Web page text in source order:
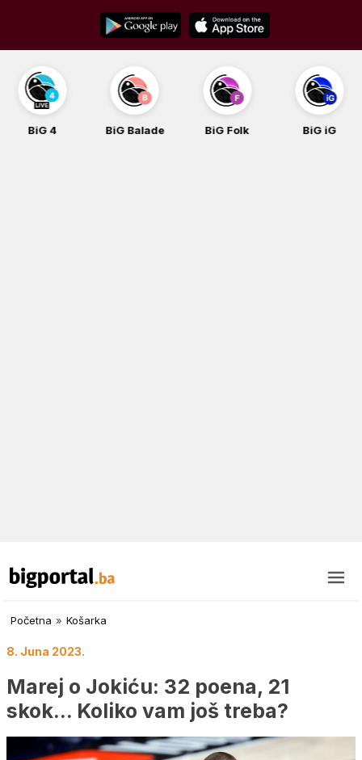
content
BiG 4 BiG Balade BiG Folk BiG iG
Početna » Košarka
8. Juna 2023.
Marej o Jokiću: 32 poena, 21
skok… Koliko vam još treba?